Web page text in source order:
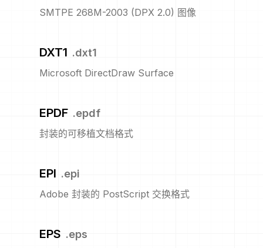
SMTPE 268M-2003 (DPX 2.0) 图像
DXT1 .dxt1
Microsoft DirectDraw Surface
EPDF .epdf
封装的可移植文档格式
EPI .epi
Adobe 封装的 PostScript 交换格式
EPS .eps